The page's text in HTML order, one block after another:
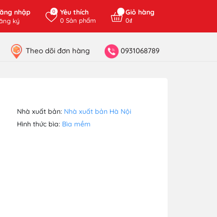
nhập
ký
0 Yêu thích
0Sản phẩm
Giỏ hàng
0₫
Theo dõi đơn hàng 0931068789
Nhà xuất bản: Nhà xuất bản Hà Nội
Hình thức bìa: Bìa mềm